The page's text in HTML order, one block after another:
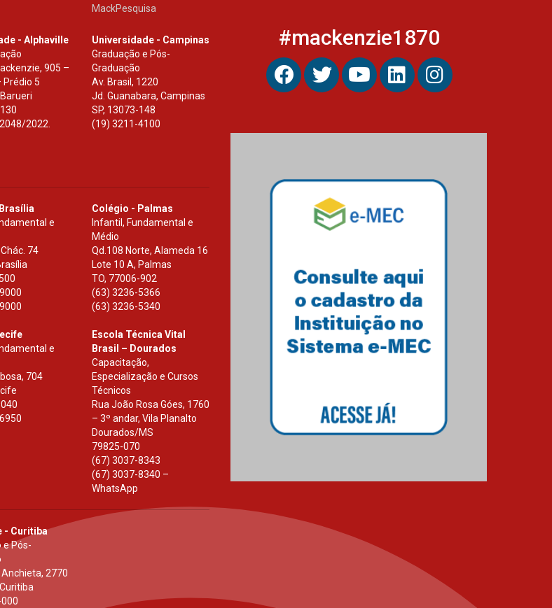
MackPesquisa
- Alphaville
905 –
Prédio 5
2022.
Universidade - Campinas
Graduação e Pós-
Graduação
Av. Brasil, 1220
Jd. Guanabara, Campinas
SP, 13073-148
(19) 3211-4100
e
74
Colégio - Palmas
Infantil, Fundamental e
Médio
Qd.108 Norte, Alameda 16
Lote 10 A, Palmas
TO, 77006-902
(63) 3236-5366
(63) 3236-5340
e
704
Escola Técnica Vital
Brasil – Dourados
Capacitação,
Especialização e Cursos
Técnicos
Rua João Rosa Góes, 1760
– 3º andar, Vila Planalto
Dourados/MS
79825-070
(67) 3037-8343
(67) 3037-8340 –
WhatsApp
- Curitiba
e Pós-
2770
#mackenzie1870